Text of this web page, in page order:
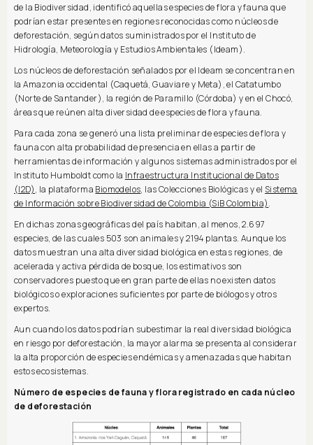
de la Biodiversidad, identificó aquellas especies de flora y fauna que
podrían estar presentes en regiones reconocidas como núcleos de
deforestación, según datos suministrados por el Instituto de
Hidrología, Meteorología y Estudios Ambientales (Ideam).
Los núcleos de deforestación señalados por el Ideam se concentran en
la Amazonia occidental (Caquetá, Guaviare y Meta), el Catatumbo
(Norte de Santander), la región de Paramillo (Córdoba) y en el Chocó,
áreas que reúnen alta diversidad de especies de flora y fauna.
Para cada zona se generó una lista preliminar de especies de flora y
fauna con alta probabilidad de presencia en ellas a partir de
herramientas de información y algunos sistemas administrados por el
Instituto Humboldt como la Infraestructura Institucional de Datos
(I2D), la plataforma Biomodelos, las Colecciones Biológicas y el Sistema
de Información sobre Biodiversidad de Colombia (SiB Colombia).
En dichas zonas geográficas del país habitan, al menos, 2.697
especies, de las cuales 503 son animales y 2194 plantas. Aunque los
datos muestran una alta diversidad biológica en estas regiones, de
acelerada y activa pérdida de bosque, los estimativos son
conservadores puesto que en gran parte de ellas no existen datos
biológicos o exploraciones suficientes por parte de biólogos y otros
expertos.
Aun cuando los datos podrían subestimar la real diversidad biológica
en riesgo por deforestación, la mayor alarma se presenta al considerar
la alta proporción de especies endémicas y amenazadas que habitan
estos ecosistemas.
Número de especies de fauna y flora registrado en cada núcleo
de deforestación